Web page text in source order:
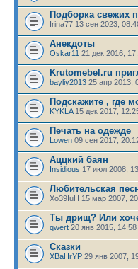
Подборка свежих
Irina77 13 сен 2023,
Анекдоты
Oskar11 21 дек 2016,
Krutomebel.ru
bayliy2013 25 апр 2013,
Подскажите , где
KYKLA15 дек 2017,
Печать на одежде
Lowen 09 сен 2017,
Аццкий баян
Insidious 17 июл 2008,
Любительская
Xo39IuH 15 мар 2007,
Ты дрищ? Или
qwert 20 янв 2015, 14:58
Сказки
XBaHrYP 29 янв 2007,